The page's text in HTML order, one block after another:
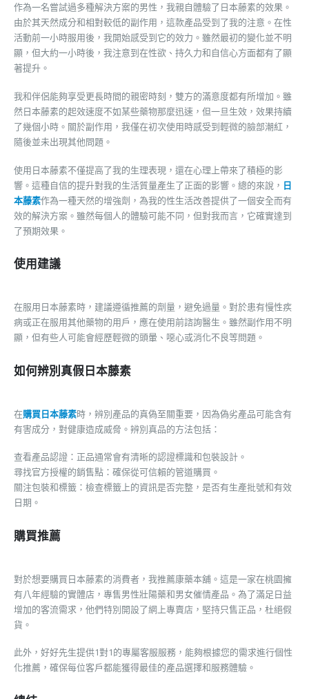
作為一名嘗試過多種解決方案的男性，我親自體驗了日本藤素的效果。
由於其天然成分和相對較低的副作用，這款產品受到了我的注意。在性
活動前一小時服用後，我開始感受到它的效力。雖然最初的變化並不明
顯，但大約一小時後，我注意到在性欲、持久力和自信心方面都有了顯
著提升。
我和伴侶能夠享受更長時間的親密時刻，雙方的滿意度都有所增加。雖
然日本藤素的起效速度不如某些藥物那麼迅速，但一旦生效，效果持續
了幾個小時。關於副作用，我僅在初次使用時感受到輕微的臉部潮紅，
隨後並未出現其他問題。
使用日本藤素不僅提高了我的生理表現，還在心理上帶來了積極的影
響。這種自信的提升對我的生活質量產生了正面的影響。總的來說， 日
本藤素作為一種天然的增強劑，為我的性生活改善提供了一個安全而有
效的解決方案。雖然每個人的體驗可能不同，但對我而言，它確實達到
了預期效果。
使用建議
在服用日本藤素時，建議遵循推薦的劑量，避免過量。對於患有慢性疾
病或正在服用其他藥物的用戶，應在使用前諮詢醫生。雖然副作用不明
顯，但有些人可能會經歷輕微的頭暈、噁心或消化不良等問題。
如何辨別真假日本藤素
在購買日本藤素時，辨別產品的真偽至關重要，因為偽劣產品可能含有
有害成分，對健康造成威脅。辨別真品的方法包括：
查看產品認證：正品通常會有清晰的認證標識和包裝設計。
尋找官方授權的銷售點：確保從可信賴的管道購買。
關注包裝和標籤：檢查標籤上的資訊是否完整，是否有生產批號和有效
日期。
購買推薦
對於想要購買日本藤素的消費者，我推薦康藥本舖。這是一家在桃園擁
有八年經驗的實體店，專售男性壯陽藥和男女催情產品。為了滿足日益
增加的客流需求，他們特別開設了網上專賣店，堅持只售正品，杜絕假
貨。
此外，好好先生提供1對1的專屬客服服務，能夠根據您的需求進行個性
化推薦，確保每位客戶都能獲得最佳的產品選擇和服務體驗。